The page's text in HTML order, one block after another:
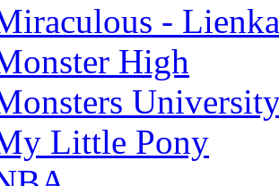
-
High
Little Pony